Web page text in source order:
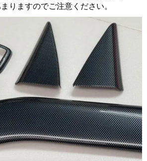
りますのでご注意ください。